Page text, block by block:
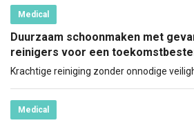
Medical
Duurzaam schoonmaken met
reinigers voor een
Krachtige reiniging zonder onnodige
Medical